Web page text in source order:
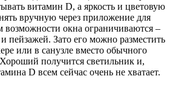
витамин D, а яркость и цветовую
вручную через приложение для
окна ограничиваются –
пейзажей. Зато его можно разместить
или в санузле вместо обычного
получится светильник и,
D всем сейчас очень не хватает.